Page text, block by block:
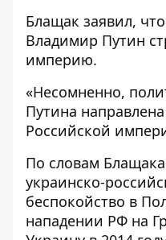
Блащак заявил,
Владимир Путин
империю.
«Несомненно,
Путина
Российской
По словам
украинско-
беспокойство в
нападении РФ на